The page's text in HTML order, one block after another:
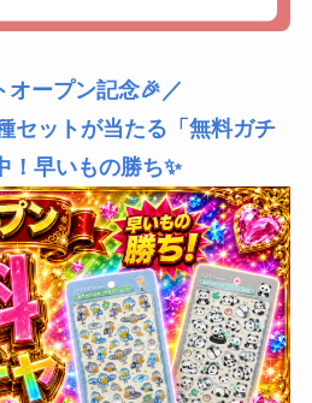
オープン記念🎉／
セットが当たる「無料ガチ
！早いもの勝ち✨